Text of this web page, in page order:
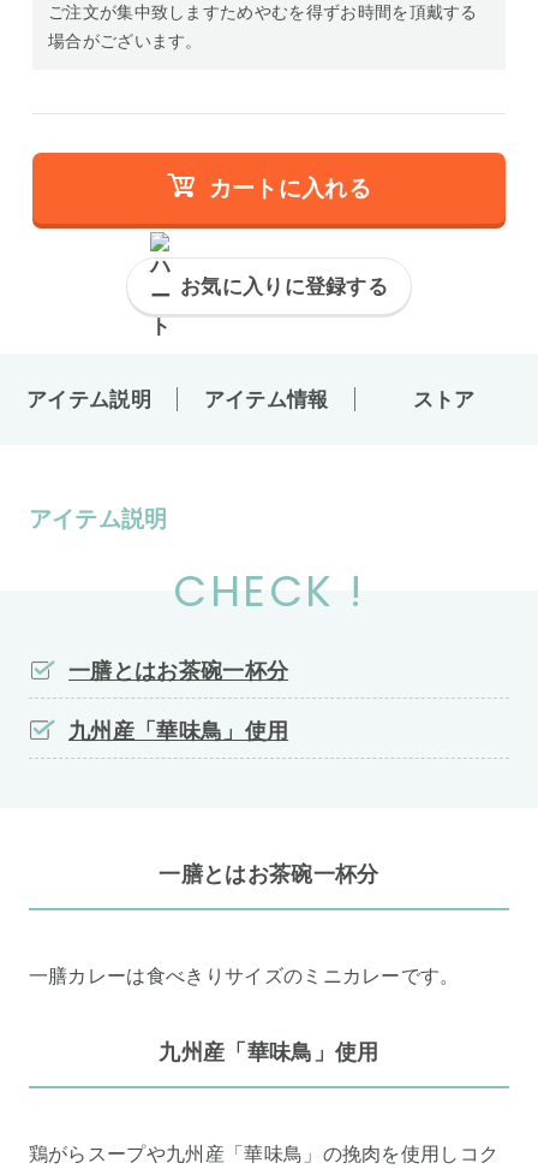
ご注文が集中致しますためやむを得ずお時間を頂戴する
場合がございます。
カートに入れる
お気に入りに登録する
アイテム説明 アイテム情報 ストア
アイテム説明
CHECK !
一膳とはお茶碗一杯分
九州産「華味鳥」使用
一膳とはお茶碗一杯分
一膳カレーは食べきりサイズのミニカレーです。
九州産「華味鳥」使用
鶏がらスープや九州産「華味鳥」の挽肉を使用しコク